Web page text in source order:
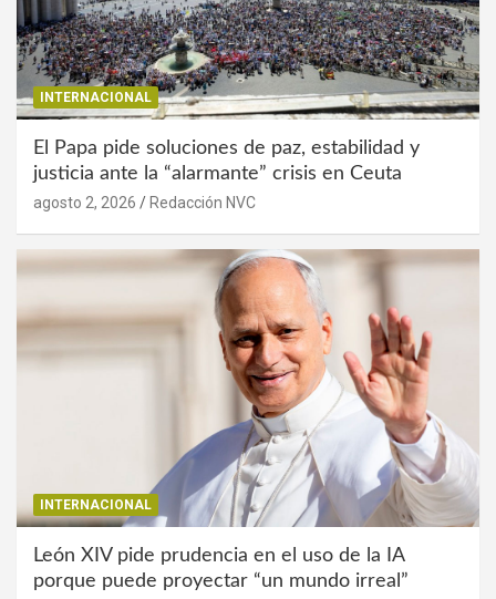
INTERNACIONAL
El Papa pide soluciones de paz, estabilidad y
justicia ante la “alarmante” crisis en Ceuta
agosto 2, 2026 Redacción NVC
INTERNACIONAL
León XIV pide prudencia en el uso de la IA
porque puede proyectar “un mundo irreal”